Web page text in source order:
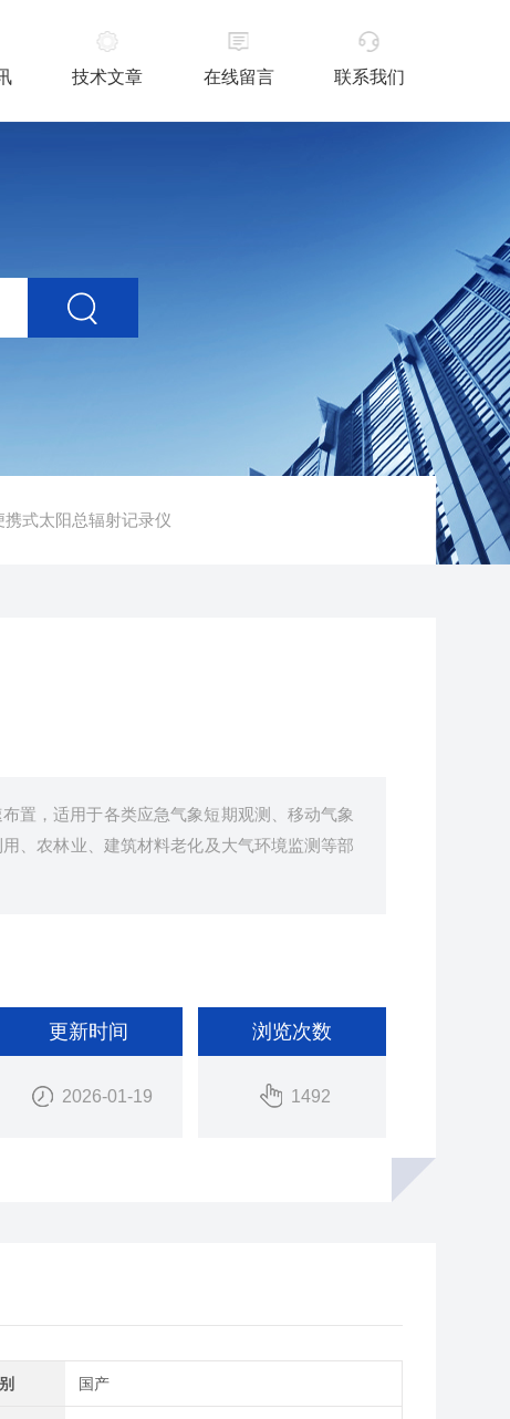
技术文章 在线留言 联系我们
式太阳总辐射记录仪
置，适用于各类应急气象短期观测、移动气象
、农林业、建筑材料老化及大气环境监测等部
更新时间
2026-01-19
浏览次数
1492
国产